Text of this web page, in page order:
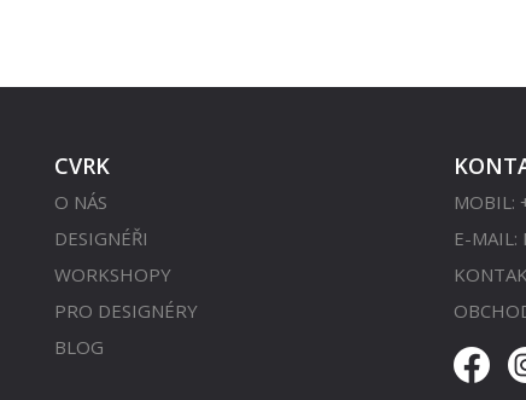
CVRK
O NÁS
DESIGNÉŘI
WORKSHOPY
PRO DESIGNÉRY
BLOG
MOBIL:
E-MAIL: